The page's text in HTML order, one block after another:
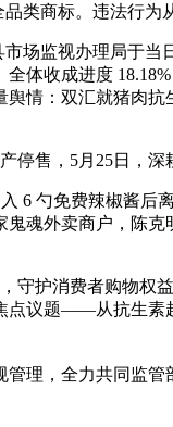
类商标。违法行为
场监视办理局于当
体收成进度
情：双汇就猪肉
售，5月25日，深
6 勺免费辣椒酱后
魂外卖商户，陈
护消费者购物权
点议题——从抗生素
理，全力共同监管